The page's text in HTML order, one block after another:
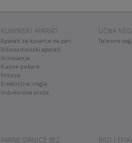
KUHINJSKI APARATI
Aparati za kuvanje na pari
Višenamenski aparati
Grilovanje
Kućne pekare
Friteze
Električne ringle
Indukciona ploča
LIČNA
Telesne
PARNE STANICE BEZ
BRZI I